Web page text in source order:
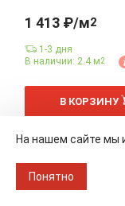
1 413 ₽/м2
1-3 дня
В наличии: 2.4 м2
м
В КОРЗИНУ
Купить в один
Gracia Ceramica -
На нашем сайте мы
Понятно